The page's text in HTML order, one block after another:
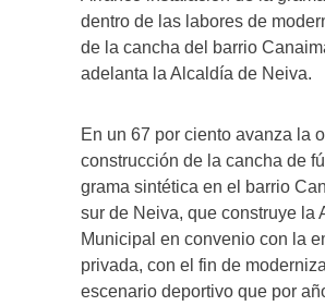
dentro de las labores de
de la cancha del barrio
adelanta la Alcaldía de Neiva.
En un 67 por ciento avanza la
construcción de la cancha de
grama sintética en el barrio
sur de Neiva, que construye la
Municipal en convenio con la
privada, con el fin de
escenario deportivo que por